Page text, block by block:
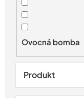
Ovocná bomba
Produkt